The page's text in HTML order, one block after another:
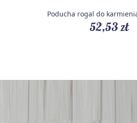
Poducha rogal do
52,53 zł